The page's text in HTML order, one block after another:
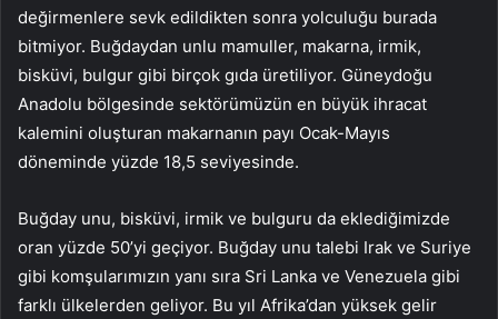
değirmenlere sevk edildikten sonra yolculuğu burada
bitmiyor. Buğdaydan unlu mamuller, makarna, irmik,
bisküvi, bulgur gibi birçok gıda üretiliyor. Güneydoğu
Anadolu bölgesinde sektörümüzün en büyük ihracat
kalemini oluşturan makarnanın payı Ocak-Mayıs
döneminde yüzde 18,5 seviyesinde.
Buğday unu, bisküvi, irmik ve bulguru da eklediğimizde
oran yüzde 50’yi geçiyor. Buğday unu talebi Irak ve Suriye
gibi komşularımızın yanı sıra Sri Lanka ve Venezuela gibi
farklı ülkelerden geliyor. Bu yıl Afrika’dan yüksek gelir